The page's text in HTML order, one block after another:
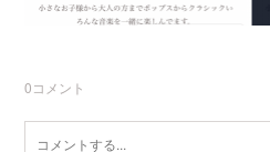
0コメント